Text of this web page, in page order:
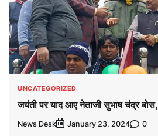
UNCATEGORIZED
जयंती पर याद आए नेताजी सुभाष चंद्र बोस,
News Desk January 23, 2024 0